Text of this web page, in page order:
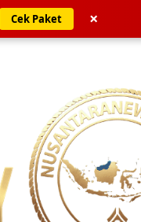
Cek Paket ×